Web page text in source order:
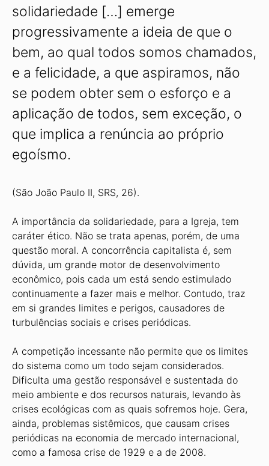
solidariedade […] emerge
progressivamente a ideia de que o
bem, ao qual todos somos chamados,
e a felicidade, a que aspiramos, não
se podem obter sem o esforço e a
aplicação de todos, sem exceção, o
que implica a renúncia ao próprio
egoísmo.
(São João Paulo II, SRS, 26).
A importância da solidariedade, para a Igreja, tem
caráter ético. Não se trata apenas, porém, de uma
questão moral. A concorrência capitalista é, sem
dúvida, um grande motor de desenvolvimento
econômico, pois cada um está sendo estimulado
continuamente a fazer mais e melhor. Contudo, traz
em si grandes limites e perigos, causadores de
turbulências sociais e crises periódicas.
A competição incessante não permite que os limites
do sistema como um todo sejam considerados.
Dificulta uma gestão responsável e sustentada do
meio ambiente e dos recursos naturais, levando às
crises ecológicas com as quais sofremos hoje. Gera,
ainda, problemas sistêmicos, que causam crises
periódicas na economia de mercado internacional,
como a famosa crise de 1929 e a de 2008.